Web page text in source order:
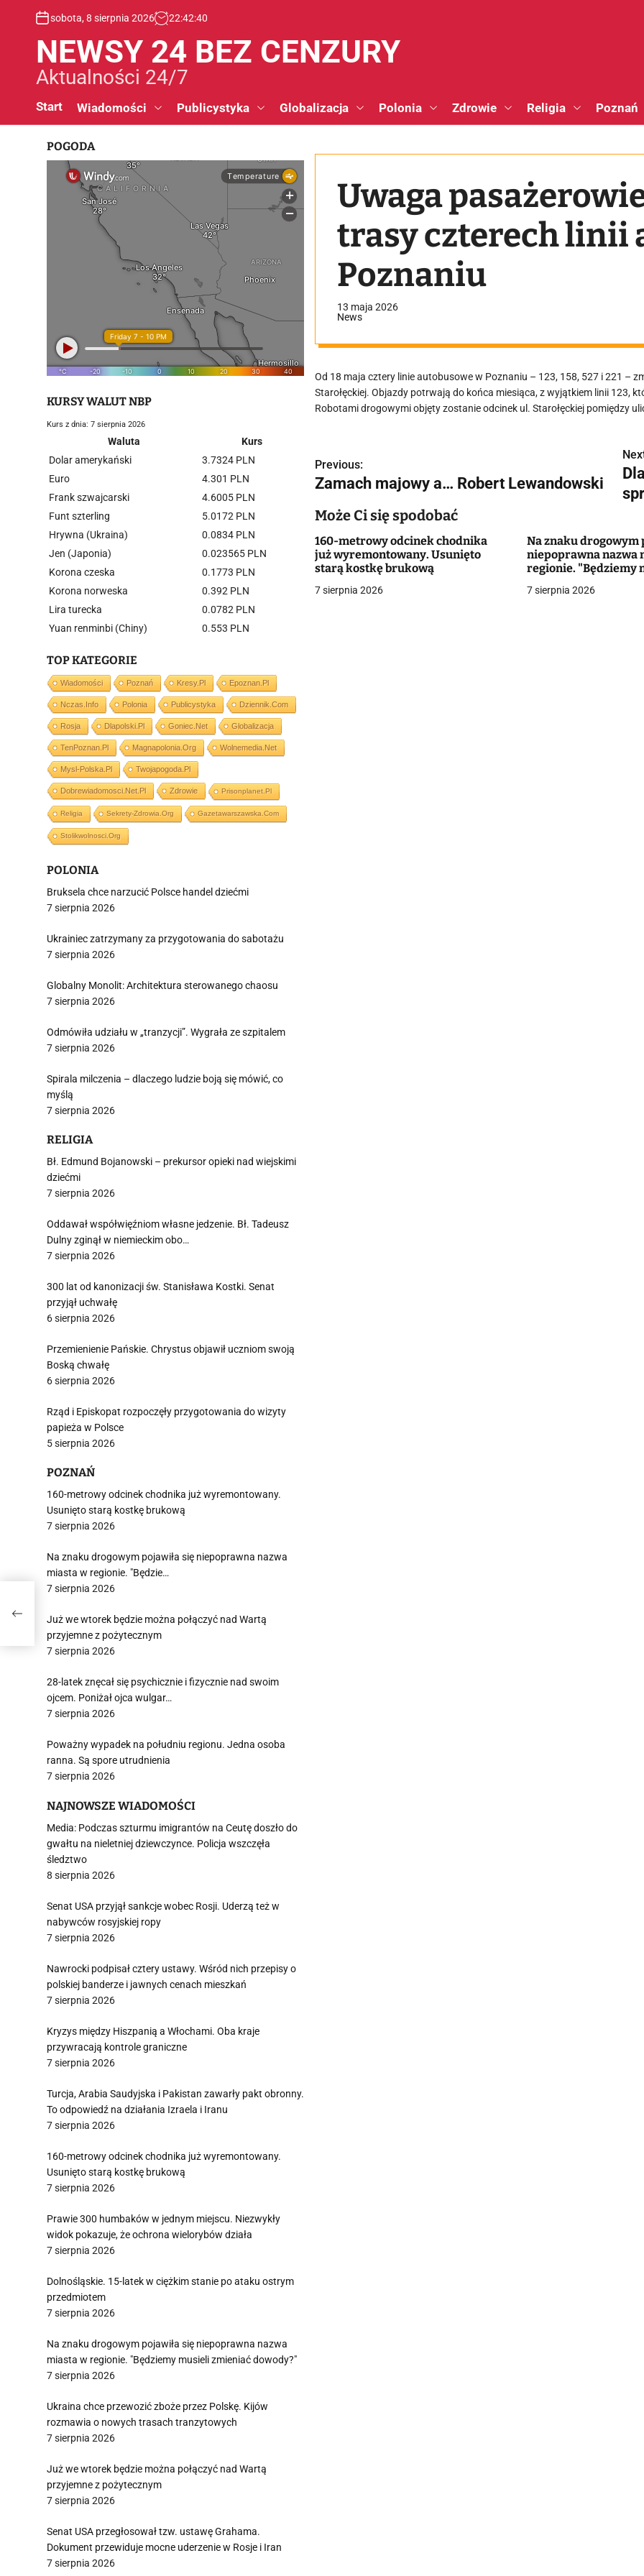
sobota, 8 sierpnia 2026 22:42:41
NEWSY 24 BEZ CENZURY
Aktualności 24/7
Start Wiadomości Publicystyka Globalizacja Polonia Zdrowie Religia Poznań
Uwaga
trasy czterech linii
Poznaniu
13 maja 2026
News
Od 18 maja cztery linie autobusowe w Poznaniu – 123, 158, 527 i 221 –
Starołęckiej. Objazdy potrwają do końca miesiąca, z wyjątkiem linii 123,
Robotami drogowymi objęty zostanie odcinek ul. Starołęckiej pomiędzy
N
a
w
i
g
a
Previous:
Zamach majowy a… Robert Lewandowski
Może Ci się spodobać
160-metrowy odcinek chodnika
już wyremontowany. Usunięto
starą kostkę brukową
7 sierpnia 2026
Na znaku drogowym
niepoprawna nazwa
regionie. "Będziemy
7 sierpnia 2026
POGODA
KURSY WALUT NBP
Kurs z dnia: 7 sierpnia 2026
Waluta
Kurs
Dolar amerykański
3.7324 PLN
Euro
4.301 PLN
Frank szwajcarski
4.6005 PLN
Funt szterling
5.0172 PLN
Hrywna (Ukraina)
0.0834 PLN
Jen (Japonia)
0.023565 PLN
Korona czeska
0.1773 PLN
Korona norweska
0.392 PLN
Lira turecka
0.0782 PLN
Yuan renminbi (Chiny)
0.553 PLN
TOP KATEGORIE
Wiadomości Poznań Kresy.pl Epoznan.pl
Nczas.info Polonia Publicystyka Dziennik.com
Rosja Dlapolski.pl Goniec.net Globalizacja
TenPoznan.pl Magnapolonia.org Wolnemedia.net
Mysl-Polska.pl Twojapogoda.pl
Dobrewiadomosci.net.pl Zdrowie Prisonplanet.pl
Religia Sekrety-Zdrowia.org Gazetawarszawska.com
Stolikwolnosci.org
POLONIA
Bruksela chce narzucić Polsce handel dziećmi
7 sierpnia 2026
Ukrainiec zatrzymany za przygotowania do sabotażu
7 sierpnia 2026
Globalny Monolit: Architektura sterowanego chaosu
7 sierpnia 2026
Odmówiła udziału w „tranzycji”. Wygrała ze szpitalem
7 sierpnia 2026
Spirala milczenia – dlaczego ludzie boją się mówić, co
myślą
7 sierpnia 2026
RELIGIA
Bł. Edmund Bojanowski – prekursor opieki nad wiejskimi
dziećmi
7 sierpnia 2026
Oddawał współwięźniom własne jedzenie. Bł. Tadeusz
Dulny zginął w niemieckim obo…
7 sierpnia 2026
300 lat od kanonizacji św. Stanisława Kostki. Senat
przyjął uchwałę
6 sierpnia 2026
Przemienienie Pańskie. Chrystus objawił uczniom swoją
Boską chwałę
6 sierpnia 2026
Rząd i Episkopat rozpoczęły przygotowania do wizyty
papieża w Polsce
5 sierpnia 2026
POZNAŃ
160-metrowy odcinek chodnika już wyremontowany.
Usunięto starą kostkę brukową
7 sierpnia 2026
Na znaku drogowym pojawiła się niepoprawna nazwa
miasta w regionie. "Będzie…
7 sierpnia 2026
Już we wtorek będzie można połączyć nad Wartą
przyjemne z pożytecznym
7 sierpnia 2026
28-latek znęcał się psychicznie i fizycznie nad swoim
ojcem. Poniżał ojca wulgar…
7 sierpnia 2026
Poważny wypadek na południu regionu. Jedna osoba
ranna. Są spore utrudnienia
7 sierpnia 2026
NAJNOWSZE WIADOMOŚCI
Media: Podczas szturmu imigrantów na Ceutę doszło do
gwałtu na nieletniej dziewczynce. Policja wszczęła
śledztwo
8 sierpnia 2026
Senat USA przyjął sankcje wobec Rosji. Uderzą też w
nabywców rosyjskiej ropy
7 sierpnia 2026
Nawrocki podpisał cztery ustawy. Wśród nich przepisy o
polskiej banderze i jawnych cenach mieszkań
7 sierpnia 2026
Kryzys między Hiszpanią a Włochami. Oba kraje
przywracają kontrole graniczne
7 sierpnia 2026
Turcja, Arabia Saudyjska i Pakistan zawarły pakt obronny.
To odpowiedź na działania Izraela i Iranu
7 sierpnia 2026
160-metrowy odcinek chodnika już wyremontowany.
Usunięto starą kostkę brukową
7 sierpnia 2026
Prawie 300 humbaków w jednym miejscu. Niezwykły
widok pokazuje, że ochrona wielorybów działa
7 sierpnia 2026
Dolnośląskie. 15-latek w ciężkim stanie po ataku ostrym
przedmiotem
7 sierpnia 2026
Na znaku drogowym pojawiła się niepoprawna nazwa
miasta w regionie. "Będziemy musieli zmieniać dowody?"
7 sierpnia 2026
Ukraina chce przewozić zboże przez Polskę. Kijów
rozmawia o nowych trasach tranzytowych
7 sierpnia 2026
Już we wtorek będzie można połączyć nad Wartą
przyjemne z pożytecznym
7 sierpnia 2026
Senat USA przegłosował tzw. ustawę Grahama.
Dokument przewiduje mocne uderzenie w Rosje i Iran
7 sierpnia 2026